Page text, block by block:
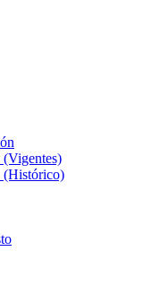
(Vigentes)
(Histórico)